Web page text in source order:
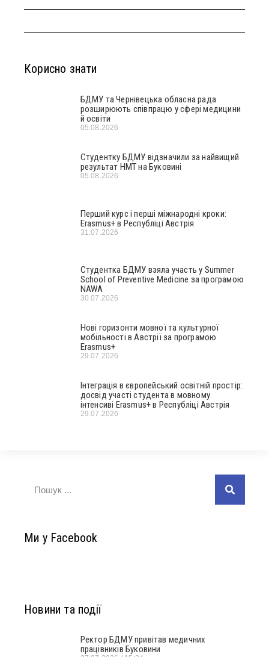
Корисно знати
БДМУ та Чернівецька обласна рада
розширюють співпрацю у сфері медицини
й освіти
05.08.2026
Студентку БДМУ відзначили за найвищий
результат НМТ на Буковині
05.08.2026
Перший курс і перші міжнародні кроки:
Erasmus+ в Республіці Австрія
31.07.2026
Студентка БДМУ взяла участь у Summer
School of Preventive Medicine за програмою
NAWA
30.07.2026
Нові горизонти мовної та культурної
мобільності в Австрії за програмою
Erasmus+
29.07.2026
Інтеграція в європейський освітній простір:
досвід участі студента в мовному
інтенсиві Erasmus+ в Республіці Австрія
29.07.2026
Ми у Facebook
Новини та події
Ректор БДМУ привітав медичних
працівників Буковини